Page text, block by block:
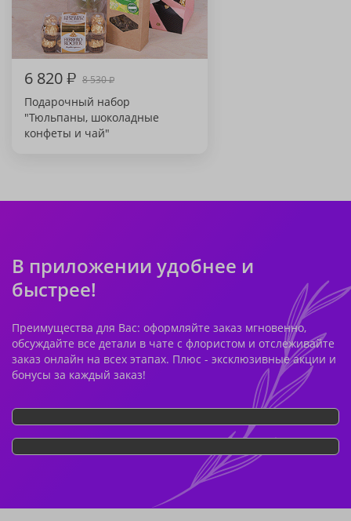
6 820₽ 8 530₽
Подарочный набор
"Тюльпаны, шоколадные
конфеты и чай"
В приложении удобнее и
быстрее!
Преимущества для Вас: оформляйте заказ мгновенно,
обсуждайте все детали в чате с флористом и отслеживайте
заказ онлайн на всех этапах. Плюс - эксклюзивные акции и
бонусы за каждый заказ!